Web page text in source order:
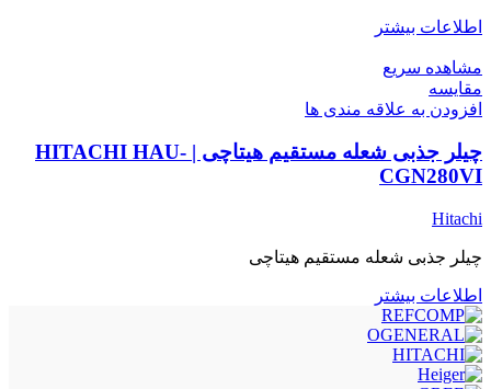
اطلاعات بیشتر
مشاهده سریع
مقایسه
افزودن به علاقه مندی ها
چیلر جذبی شعله مستقیم هیتاچی | HITACHI HAU-
CGN280VI
Hitachi
چیلر جذبی شعله مستقیم هیتاچی
اطلاعات بیشتر